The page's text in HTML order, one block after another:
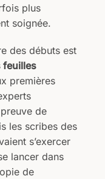
plus
soignée.
des débuts est
feuilles
premières
de
les scribes des
s’exercer
lancer dans
de